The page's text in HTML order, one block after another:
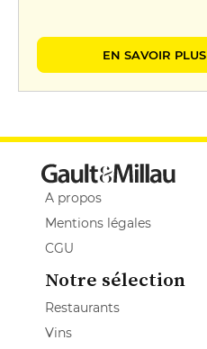
EN SAVOIR PLUS
A propos
Mentions légales
CGU
Notre sélection
Restaurants
Vins